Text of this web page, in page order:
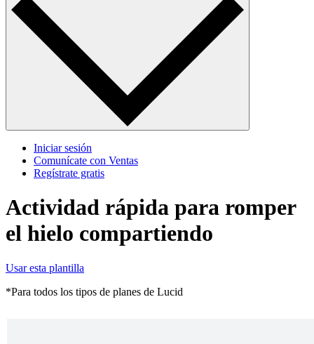
Iniciar sesión
Comunícate con Ventas
Regístrate gratis
Actividad rápida para romper
el hielo compartiendo
Usar esta plantilla
*Para todos los tipos de planes de Lucid